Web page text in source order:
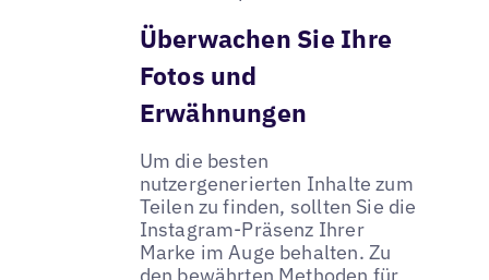
Überwachen Sie Ihre
Fotos und
Erwähnungen
Um die besten
nutzergenerierten Inhalte zum
Teilen zu finden, sollten Sie die
Instagram-Präsenz Ihrer
Marke im Auge behalten. Zu
den bewährten Methoden für